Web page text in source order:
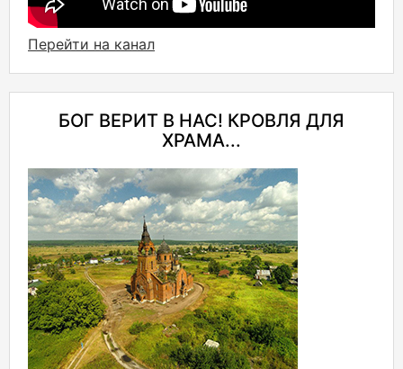
Перейти на канал
БОГ ВЕРИТ В НАС! КРОВЛЯ ДЛЯ
ХРАМА...